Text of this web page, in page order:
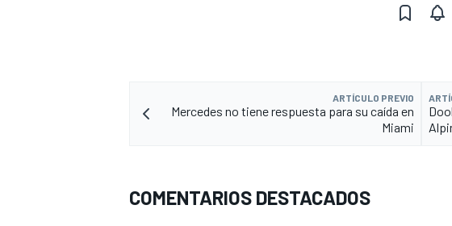
ARTÍCULO PREVIO
Mercedes no tiene respuesta para su caída en
Miami
COMENTARIOS DESTACADOS